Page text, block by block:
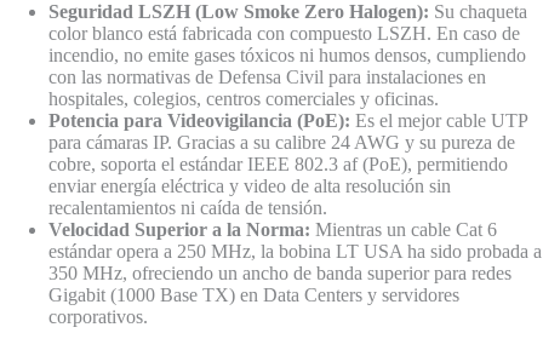
Seguridad LSZH (Low Smoke Zero Halogen): Su chaqueta
color blanco está fabricada con compuesto LSZH. En caso de
incendio, no emite gases tóxicos ni humos densos, cumpliendo
con las normativas de Defensa Civil para instalaciones en
hospitales, colegios, centros comerciales y oficinas.
Potencia para Videovigilancia (PoE): Es el mejor cable UTP
para cámaras IP. Gracias a su calibre 24 AWG y su pureza de
cobre, soporta el estándar IEEE 802.3 af (PoE), permitiendo
enviar energía eléctrica y video de alta resolución sin
recalentamientos ni caída de tensión.
Velocidad Superior a la Norma: Mientras un cable Cat 6
estándar opera a 250 MHz, la bobina LT USA ha sido probada a
350 MHz, ofreciendo un ancho de banda superior para redes
Gigabit (1000 Base TX) en Data Centers y servidores
corporativos.